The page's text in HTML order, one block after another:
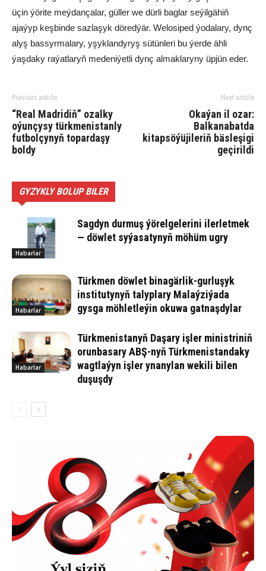
üçin ýörite meýdançalar, güller we dürli baglar seýilgähiň
ajaýyp keşbinde sazlaşyk döredýär. Welosiped ýodalary, dynç
alyş bassyrmalary, yşyklandyryş sütünleri bu ýerde ähli
ýaşdaky raýatlaryň medeniýetli dynç almaklaryny üpjün eder.
Previous article
“Real Madridiň” ozalky
oýunçysy türkmenistanly
futbolçynyň topardaşy
boldy
Next article
Okaýan il ozar:
Balkanabatda
kitapsöýüjileriň bäsleşigi
geçirildi
GYZYKLY BOLUP BILER
Habarlar
Sagdyn durmuş ýörelgelerini ilerletmek
— döwlet syýasatynyň möhüm ugry
Habarlar
Türkmen döwlet binagärlik-gurluşyk
institutynyň talyplary Malaýziýada
gysga möhletleýin okuwa gatnaşdylar
Habarlar
Türkmenistanyň Daşary işler ministriniň
orunbasary ABŞ-nyň Türkmenistandaky
wagtlaýyn işler ynanylan wekili bilen
duşuşdy